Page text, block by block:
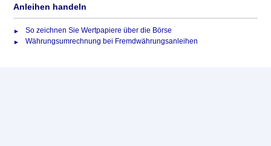
Anleihen handeln
So zeichnen Sie Wertpapiere über die Börse
Währungsumrechnung bei Fremdwährungsanleihen